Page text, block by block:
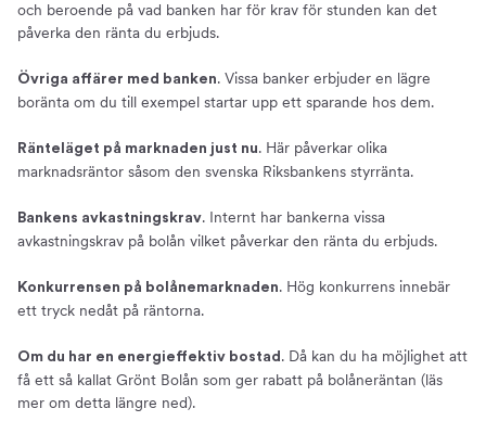
och beroende på vad banken har för krav för stunden kan det
påverka den ränta du erbjuds.
Övriga affärer med banken. Vissa banker erbjuder en lägre
boränta om du till exempel startar upp ett sparande hos dem.
Ränteläget på marknaden just nu. Här påverkar olika
marknadsräntor såsom den svenska Riksbankens styrränta.
Bankens avkastningskrav. Internt har bankerna vissa
avkastningskrav på bolån vilket påverkar den ränta du erbjuds.
Konkurrensen på bolånemarknaden. Hög konkurrens innebär
ett tryck nedåt på räntorna.
Om du har en energieffektiv bostad . Då kan du ha möjlighet att
få ett så kallat Grönt Bolån som ger rabatt på bolåneräntan (läs
mer om detta längre ned).